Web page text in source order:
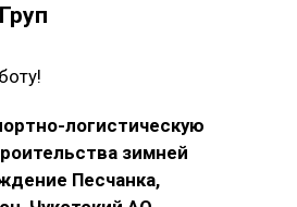
логистическую
зимней
Песчанка,